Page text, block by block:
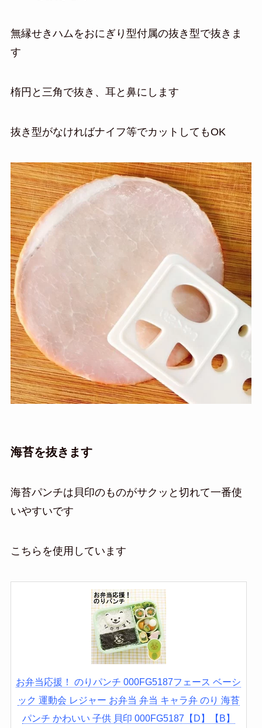
無縁せきハムをおにぎり型付属の抜き型で抜きま
す
楕円と三角で抜き、耳と鼻にします
抜き型がなければナイフ等でカットしてもOK
海苔を抜きます
海苔パンチは貝印のものがサクッと切れて一番使
いやすいです
こちらを使用しています
お弁当応援！ のりパンチ 000FG5187フェース ベーシ
ック 運動会 レジャー お弁当 弁当 キャラ弁 のり 海苔
パンチ かわいい 子供 貝印 000FG5187【D】【B】